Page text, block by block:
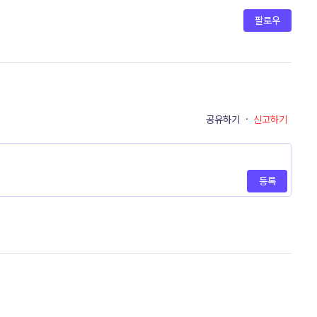
팔로우
공유하기 · 신고하기
등록